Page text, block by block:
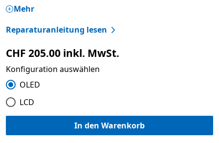
Mehr
Reparaturanleitung lesen
CHF 205.00 inkl. MwSt.
Konfiguration auswählen
OLED
LCD
In den Warenkorb